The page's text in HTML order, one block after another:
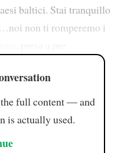
baltici. Stai tranquillo
non ti romperemo i
full content — and
is actually used.